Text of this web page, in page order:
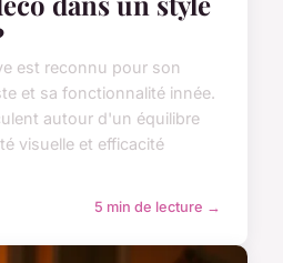
est reconnu pour son
et sa fonctionnalité innée.
autour d'un équilibre
visuelle et efficacité
5 min de lecture →